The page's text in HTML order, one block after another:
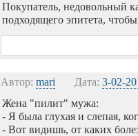
Покупатель, недовольный
подходящего эпитета,
Автор: mari Дата: 3-02-
Жена "пилит" мужа:
- Я была глухая и слепая,
- Вот видишь, от каких